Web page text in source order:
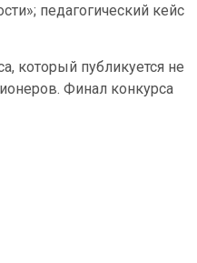
педагогический кейс
который публикуется не
Финал конкурса